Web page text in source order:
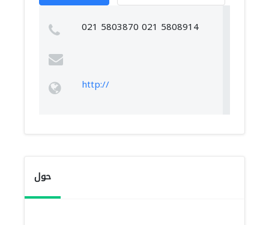
021 5803870 021 5808914
http://
حول